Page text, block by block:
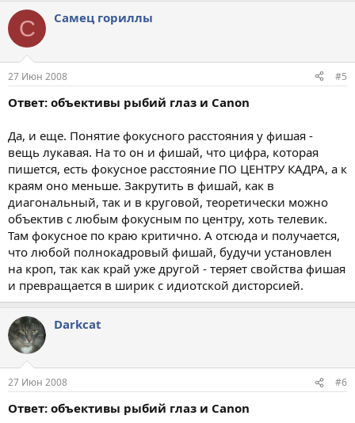
С Самец гориллы
27 Июн 2008 #5
Ответ: объективы рыбий глаз и Canon
Да, и еще. Понятие фокусного расстояния у фишая -
вещь лукавая. На то он и фишай, что цифра, которая
пишется, есть фокусное расстояние ПО ЦЕНТРУ КАДРА, а к
краям оно меньше. Закрутить в фишай, как в
диагональный, так и в круговой, теоретически можно
объектив с любым фокусным по центру, хоть телевик.
Там фокусное по краю критично. А отсюда и получается,
что любой полнокадровый фишай, будучи установлен
на кроп, так как край уже другой - теряет свойства фишая
и превращается в ширик с идиотской дисторсией.
Darkcat
27 Июн 2008 #6
Ответ: объективы рыбий глаз и Canon